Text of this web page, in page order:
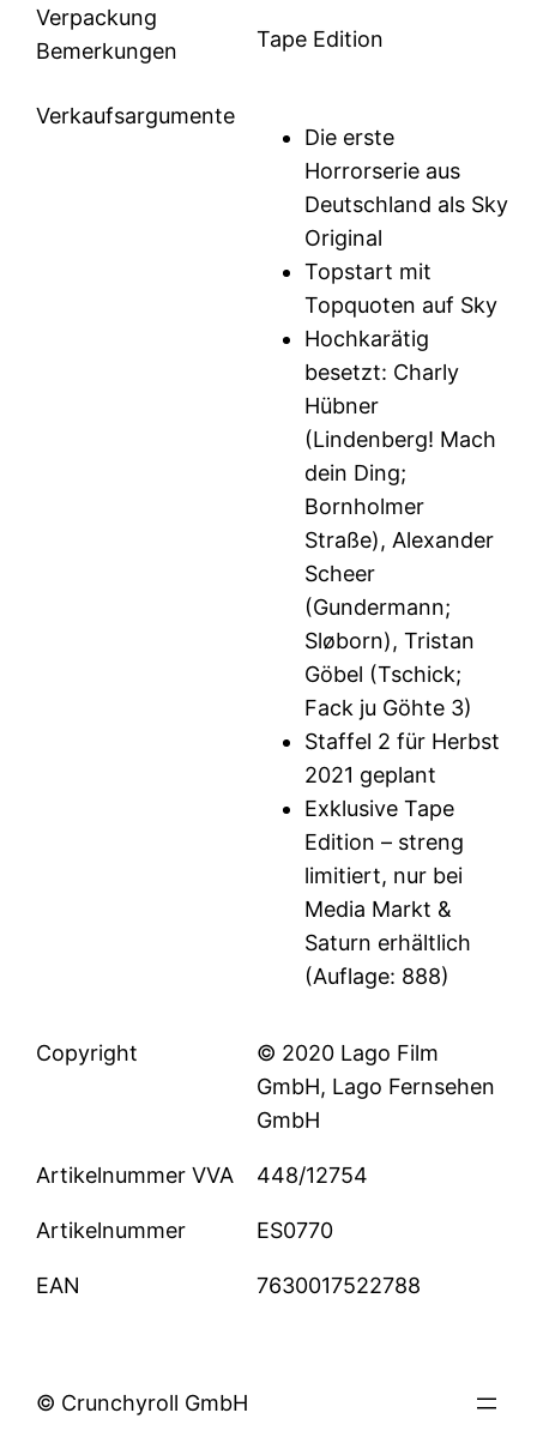
Verpackung
Bemerkungen
Tape Edition
Verkaufsargumente
Die erste
Horrorserie aus
Deutschland als Sky
Original
Topstart mit
Topquoten auf Sky
Hochkarätig
besetzt: Charly
Hübner
(Lindenberg! Mach
dein Ding;
Bornholmer
Straße), Alexander
Scheer
(Gundermann;
Sløborn), Tristan
Göbel (Tschick;
Fack ju Göhte 3)
Staffel 2 für Herbst
2021 geplant
Exklusive Tape
Edition – streng
limitiert, nur bei
Media Markt &
Saturn erhältlich
(Auflage: 888)
Copyright
© 2020 Lago Film
GmbH, Lago Fernsehen
GmbH
Artikelnummer VVA 448/12754
Artikelnummer ES0770
EAN 7630017522788
© Crunchyroll GmbH